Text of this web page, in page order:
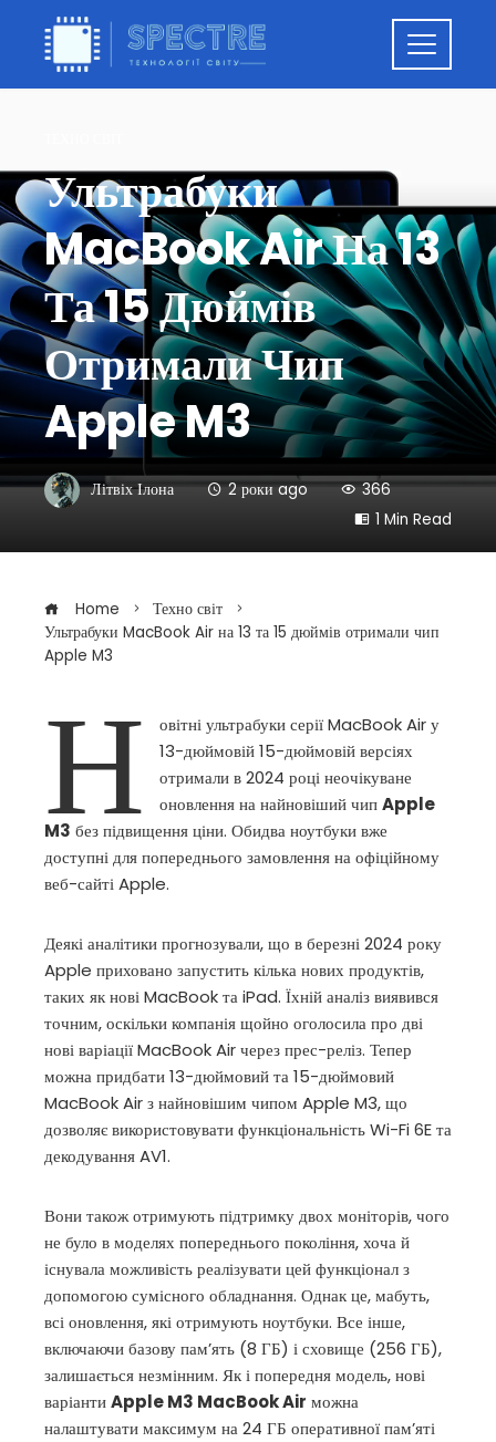
Ультрабуки
MacBook Air На 13
Та 15 Дюймів
Отримали Чип
Apple M3
Літвіх Ілона 2 роки ago
366
1 Min Read
Home
Техно світ
Ультрабуки MacBook Air на 13 та 15 дюймів отримали чип
Apple M3
Н
овітні ультрабуки серії MacBook Air у
13-дюймовій 15-дюймовій версіях
отримали в 2024 році неочікуване
оновлення на найновіший чипApple
M3 без підвищення ціни. Обидва ноутбуки вже
доступні для попереднього замовлення на офіційному
веб-сайті Apple.
Деякі аналітики прогнозували, що в березні 2024 року
Apple приховано запустить кілька нових продуктів,
таких як нові MacBook та iPad. Їхній аналіз виявився
точним, оскільки компанія щойно оголосила про дві
нові варіації MacBook Air через прес-реліз. Тепер
можна придбати 13-дюймовий та 15-дюймовий
MacBook Air з найновішим чипом Apple M3, що
дозволяє використовувати функціональність Wi-Fi 6E та
декодування AV1.
Вони також отримують підтримку двох моніторів, чого
не було в моделях попереднього покоління, хоча й
існувала можливість реалізувати цей функціонал з
допомогою сумісного обладнання. Однак це, мабуть,
всі оновлення, які отримують ноутбуки. Все інше,
включаючи базову пам’ять (8 ГБ) і сховище (256 ГБ),
залишається незмінним. Як і попередня модель, нові
варіантиApple M3 MacBook Air можна
налаштувати максимум на 24 ГБ оперативної пам’яті